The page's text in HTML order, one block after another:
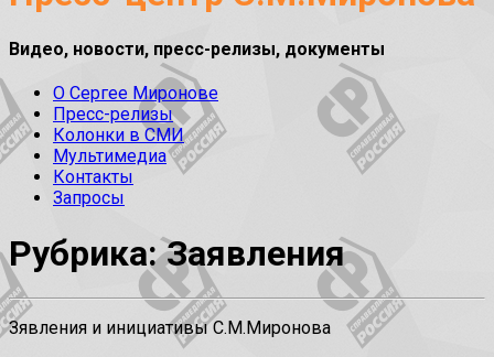
Видео, новости, пресс-релизы, документы
О Сергее Миронове
Пресс-релизы
Колонки в СМИ
Мультимедиа
Контакты
Запросы
Рубрика: Заявления
Зявления и инициативы С.М.Миронова